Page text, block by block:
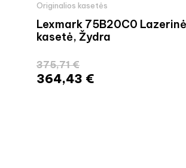
Originalios kasetės
Lexmark 75B20C0 Lazerinė
kasetė, Žydra
375,71 €
364,43 €